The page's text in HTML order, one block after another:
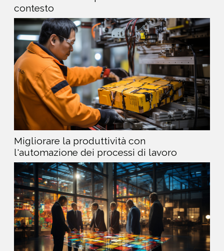
contesto
Migliorare la produttività con
l'automazione dei processi di lavoro